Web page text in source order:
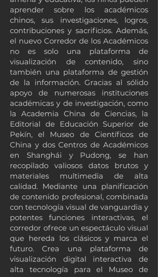
aprender sobre los académicos
chinos, sus investigaciones, logros,
contribuciones y sacrificios. Además,
el nuevo Corredor de los Académicos
no es solo una plataforma de
visualización de contenido, sino
también una plataforma de gestión
de la información. Gracias al sólido
apoyo de numerosas instituciones
académicas y de investigación, como
la Academia China de Ciencias, la
Editorial de Educación Superior de
Pekín, el Museo de Científicos de
China y dos Centros de Académicos
en Shanghái y Pudong, se han
recopilado valiosos datos brutos y
materiales multimedia de alta
calidad. Mediante una planificación
de contenido profesional, combinada
con tecnología visual de vanguardia y
potentes funciones interactivas, el
corredor ofrece un espectáculo visual
que hereda los clásicos y marca el
futuro. Crea una plataforma de
visualización digital interactiva de
alta tecnología para el Museo de